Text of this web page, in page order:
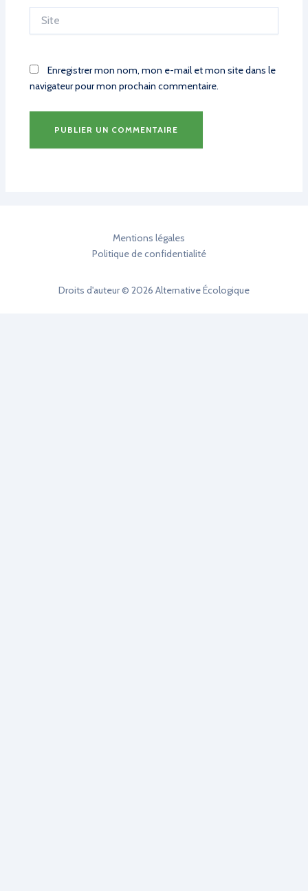
Enregistrer mon nom, mon e-mail et mon site dans le
navigateur pour mon prochain commentaire.
Mentions légales
Politique de confidentialité
Droits d'auteur © 2026 Alternative Écologique